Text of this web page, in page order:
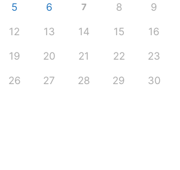
5 6 7 8 9
12 13 14 15 16
19 20 21 22 23
26 27 28 29 30